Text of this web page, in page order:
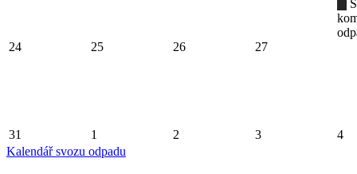
24 25 26 27
31 1 2 3
4
Kalendář svozu odpadu